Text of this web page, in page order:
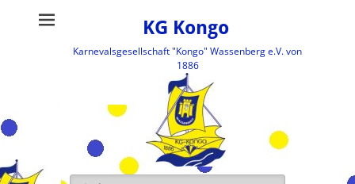
KG Kongo
Karnevalsgesellschaft "Kongo" Wassenberg e.V. von
1886